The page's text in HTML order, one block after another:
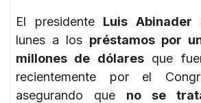
El presidente Luis Abinader
lunes a los préstamos por
millones de dólaresque
recientemente por el
asegurando que no se